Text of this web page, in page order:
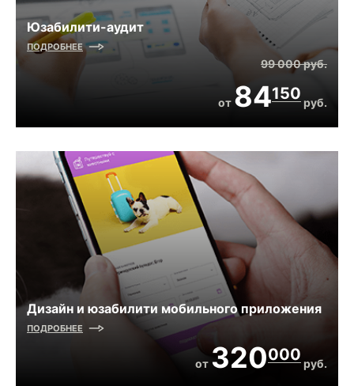
Юзабилити-аудит
ПОДРОБНЕЕ
99 000руб.
от 84150 руб.
Дизайн и юзабилити мобильного приложения
ПОДРОБНЕЕ
от 320000 руб.